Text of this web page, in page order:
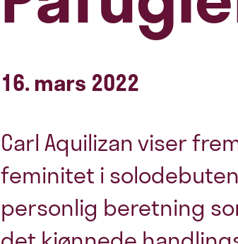
16. mars 2022
Carl Aquilizan viser
feminitet i
personlig beretning